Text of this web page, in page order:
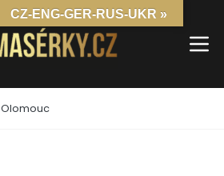
Olomouc
CZ-ENG-GER-RUS-UKR »